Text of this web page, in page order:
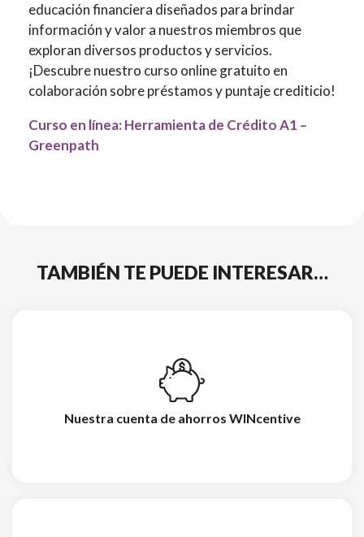
educación financiera diseñados para brindar
información y valor a nuestros miembros que
exploran diversos productos y servicios.
¡Descubre nuestro curso online gratuito en
colaboración sobre préstamos y puntaje crediticio!
Curso en línea: Herramienta de Crédito A1 –
Greenpath
TAMBIÉN TE PUEDE INTERESAR…
Nuestra cuenta de ahorros WINcentive